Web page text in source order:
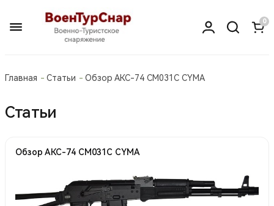
0
Главная Статьи Обзор АКС-74 CM031C CYMA
Статьи
Обзор АКС-74 CM031C CYMA